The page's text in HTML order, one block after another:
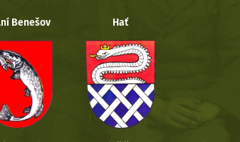
Benešov Hať